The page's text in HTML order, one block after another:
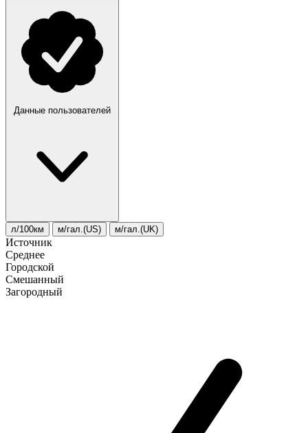
Данные пользователей
л/100км м/гал.(US) м/гал.(UK)
Источник
Среднее
Городской
Смешанный
Загородный